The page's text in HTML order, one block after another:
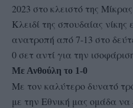
2023 στο κλειστό της
Κλειδί της σπουδαίας
ανατροπή από 7-13 στο
0 σετ αντί για την
Με Ανθούλη το 1-0
Με τον καλύτερο δυνατό
με την Εθνική μας ομάδα να